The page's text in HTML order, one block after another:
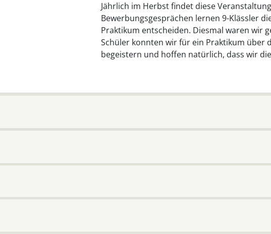
Jährlich im Herbst findet diese
Bewerbungsgesprächen lernen 9-Klässler
Praktikum entscheiden. Diesmal waren wir
Schüler konnten wir für ein Praktikum über
begeistern und hoffen natürlich, dass wir